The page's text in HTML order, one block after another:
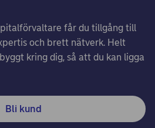
får du tillgång till
och brett nätverk. Helt
kring dig, så att du kan ligga
Bli kund